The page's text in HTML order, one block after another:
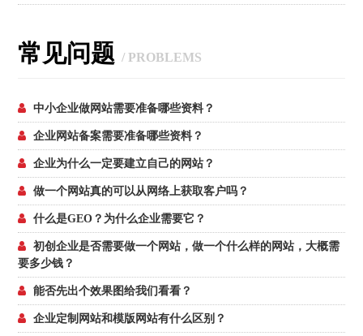
常见问题/ PROBLEMS
中小企业做网站需要准备哪些资料？
企业网站备案需要准备哪些资料？
企业为什么一定要建立自己的网站？
做一个网站真的可以从网络上获取客户吗？
什么是GEO？为什么企业需要它？
初创企业是否需要做一个网站，做一个什么样的网站，大概需
要多少钱？
能否先出个效果图给我们看看？
企业定制网站和模版网站有什么区别？